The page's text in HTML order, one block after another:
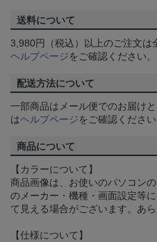
送料について
3,980円（税込）以上のご注文は
ヘルプページをご確認ください。
配送方法について
一部商品はメール便でのお届け
はヘルプページをご確認ください
商品について
【カラーについて】
商品画像は、お使いのパソコン
のメーカー・機種・画面設定等
て見える場合がございます。あ
【仕様について】